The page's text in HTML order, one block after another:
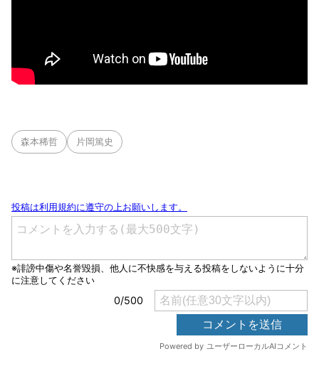
森本稀哲 片岡篤史